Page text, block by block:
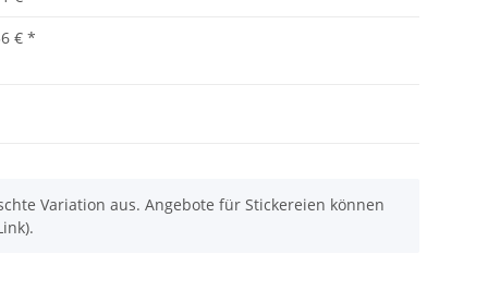
€ *
Variation aus. Angebote für Stickereien können